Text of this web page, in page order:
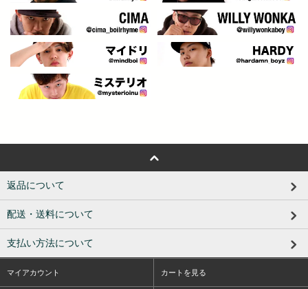
返品について
配送・送料について
支払い方法について
マイアカウント カートを見る